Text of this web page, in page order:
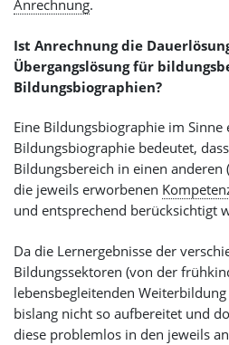
Anrechnung.
Ist Anrechnung die
Übergangslösung für
Bildungsbiographien?
Eine Bildungsbiographie im Sinne
Bildungsbiographie bedeutet,
Bildungsbereich in einen anderen
die jeweils erworbenen
und entsprechend berücksichtigt
Da die Lernergebnisse der
Bildungssektoren (von der
lebensbegleitenden
bislang nicht so aufbereitet und
diese problemlos in den jeweils